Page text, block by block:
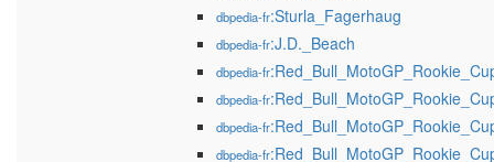
dbpedia-fr:Sturla_Fagerhaug
dbpedia-fr:J.D._Beach
dbpedia-fr
dbpedia-fr
dbpedia-fr
dbpedia-fr